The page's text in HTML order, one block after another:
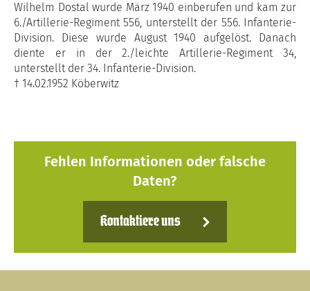
Wilhelm Dostal wurde März 1940 einberufen und kam zur
6./Artillerie-Regiment 556, unterstellt der 556. Infanterie-
Division. Diese wurde August 1940 aufgelöst. Danach
diente er in der 2./leichte Artillerie-Regiment 34,
unterstellt der 34. Infanterie-Division.
† 14.02.1952 Köberwitz
Fehlen Informationen oder falsche
Daten?
Kontaktiere uns